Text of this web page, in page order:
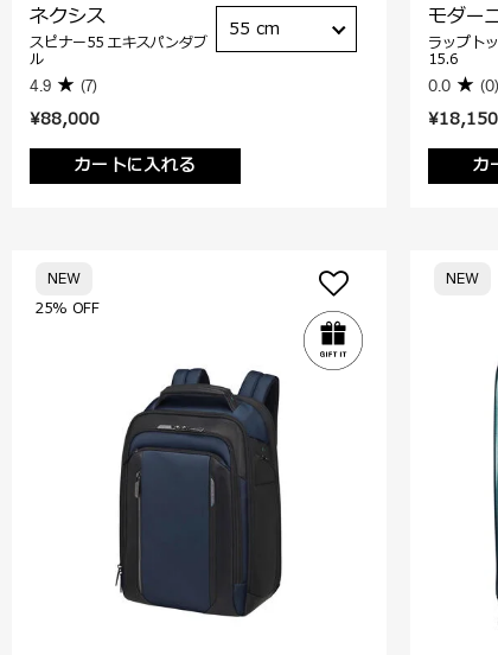
¥88,000
カートに入れる
ネクシス
スピナー55 エキスパンダブ
ル
4.9 (7)
55 cm
¥18,150
カ
モダー
ラップト
15.6
0.0 (0)
25% OFF
NEW NEW